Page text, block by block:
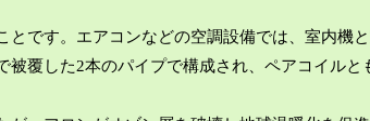
です。エアコンなどの空調設備では、室内機
覆した2本のパイプで構成され、ペアコイルと